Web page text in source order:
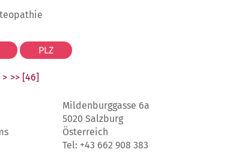
> >> [46]
Mildenburggasse 6a
5020 Salzburg
Österreich
Tel: +43 662 908 383